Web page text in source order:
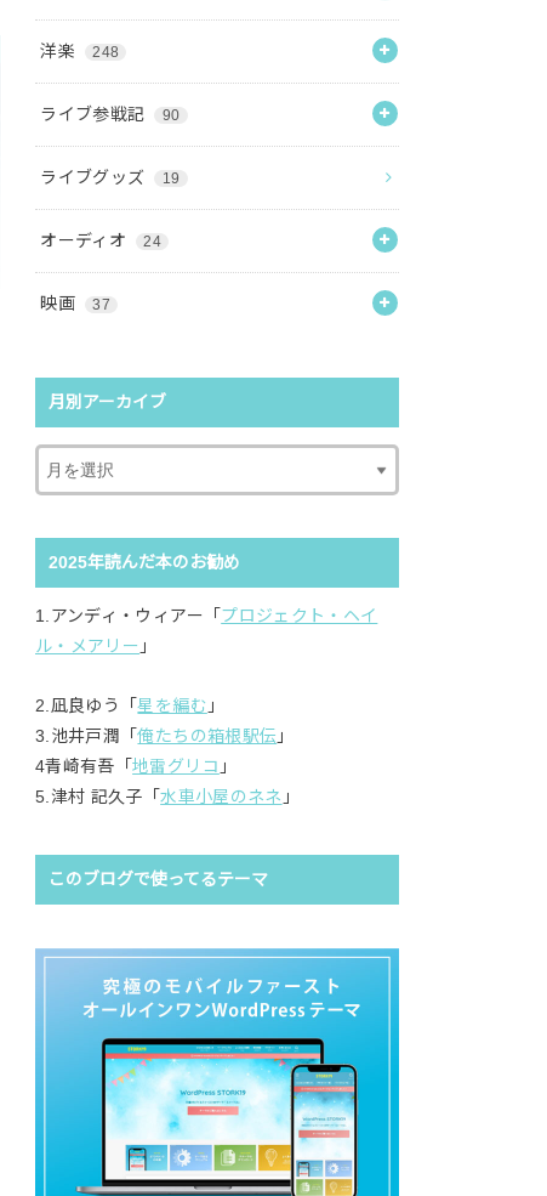
洋楽 248
ライブ参戦記 90
ライブグッズ 19
オーディオ 24
映画 37
月別アーカイブ
2025年読んだ本のお勧め
1.アンディ・ウィアー「 プロジェクト・ヘイ
ル・メアリー 」
2.凪良ゆう「星を編む 」
3.池井戸潤「俺たちの箱根駅伝 」
4青崎有吾「地雷グリコ 」
5.津村 記久子「水車小屋のネネ 」
このブログで使ってるテーマ